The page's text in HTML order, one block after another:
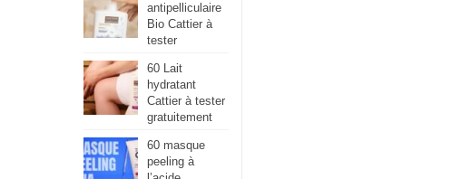
antipelliculaire
Bio Cattier à
tester
60 Lait
hydratant
Cattier à tester
gratuitement
60 masque
peeling à